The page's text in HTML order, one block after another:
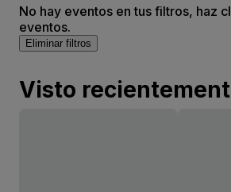
No hay eventos en tus filtros, haz
eventos.
Eliminar filtros
Visto